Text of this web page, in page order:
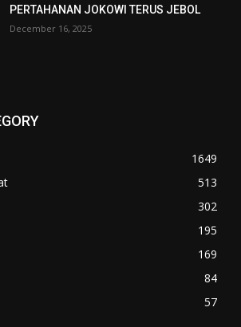
PERTAHANAN JOKOWI TERUS JEBOL
December 16, 2025
1649
513
302
195
169
84
57